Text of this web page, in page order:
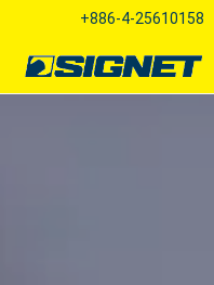
+886-4-25610158